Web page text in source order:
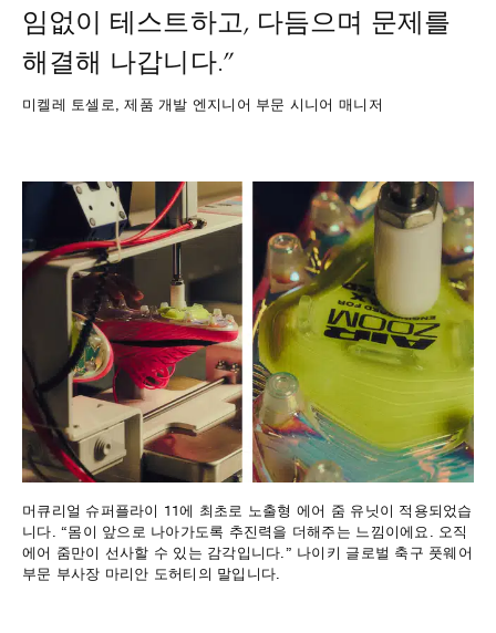
임없이 테스트하고, 다듬으며 문제를
해결해 나갑니다.”
미켈레 토셀로, 제품 개발 엔지니어 부문 시니어 매니저
머큐리얼 슈퍼플라이 11에 최초로 노출형 에어 줌 유닛이 적용되었습
니다. “몸이 앞으로 나아가도록 추진력을 더해주는 느낌이에요. 오직
에어 줌만이 선사할 수 있는 감각입니다.” 나이키 글로벌 축구 풋웨어
부문 부사장 마리안 도허티의 말입니다.